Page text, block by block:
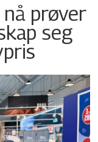
prøver
seg